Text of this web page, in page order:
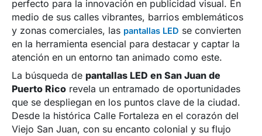
perfecto para la innovación en publicidad visual. En
medio de sus calles vibrantes, barrios emblemáticos
y zonas comerciales, las pantallas LED se convierten
en la herramienta esencial para destacar y captar la
atención en un entorno tan animado como este.
La búsqueda de pantallas LED en San Juan de
Puerto Rico revela un entramado de oportunidades
que se despliegan en los puntos clave de la ciudad.
Desde la histórica Calle Fortaleza en el corazón del
Viejo San Juan, con su encanto colonial y su flujo